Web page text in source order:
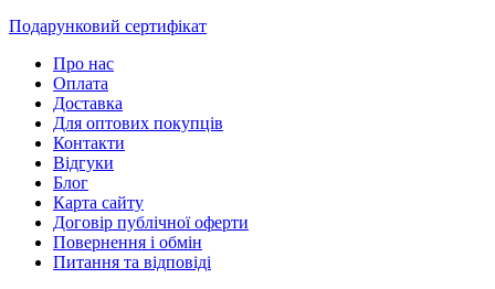
Подарунковий сертифікат
Про нас
Оплата
Доставка
Для оптових покупців
Контакти
Відгуки
Блог
Карта сайту
Договір публічної оферти
Повернення і обмін
Питання та відповіді